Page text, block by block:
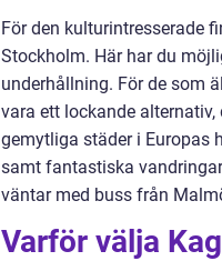
För den kulturintresserade
Stockholm. Här har du
underhållning. För de som
vara ett lockande
gemytliga städer i Europas
samt fantastiska
väntar med buss från
Varför välja